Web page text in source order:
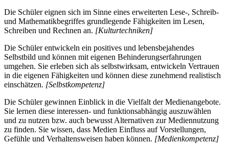
Die Schüler eignen sich im Sinne eines erweiterten Lese-, Schreib-
und Mathematikbegriffes grundlegende Fähigkeiten im Lesen,
Schreiben und Rechnen an. [Kulturtechniken]
Die Schüler entwickeln ein positives und lebensbejahendes
Selbstbild und können mit eigenen Behinderungserfahrungen
umgehen. Sie erleben sich als selbstwirksam, entwickeln Vertrauen
in die eigenen Fähigkeiten und können diese zunehmend realistisch
einschätzen. [Selbstkompetenz]
Die Schüler gewinnen Einblick in die Vielfalt der Medienangebote.
Sie lernen diese interessen- und funktionsabhängig auszuwählen
und zu nutzen bzw. auch bewusst Alternativen zur Mediennutzung
zu finden. Sie wissen, dass Medien Einfluss auf Vorstellungen,
Gefühle und Verhaltensweisen haben können. [Medienkompetenz]